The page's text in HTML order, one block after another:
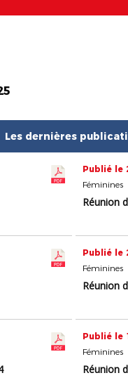
Les dernières
Publié le
Féminines
Réunion
Publié le
Féminines
Réunion
Publié le
Féminines
Réunion